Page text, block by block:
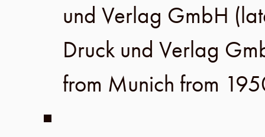
und Verlag GmbH
Druck und Verlag
from Munich from